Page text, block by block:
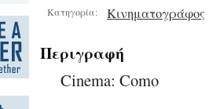
Κατηγορία: Κινηματογράφος
Περιγραφή
Cinema: Como